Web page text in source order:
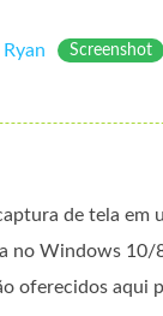
Screenshot
de tela em
no Windows
oferecidos